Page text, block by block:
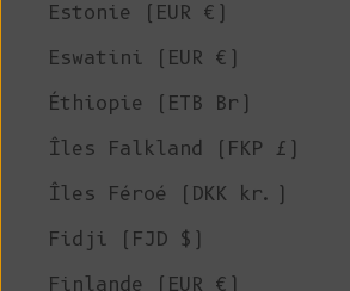
Estonie (EUR €)
Eswatini (EUR €)
Éthiopie (ETB Br)
Îles Falkland (FKP £)
Îles Féroé (DKK kr.)
Fidji (FJD $)
Finlande (EUR €)